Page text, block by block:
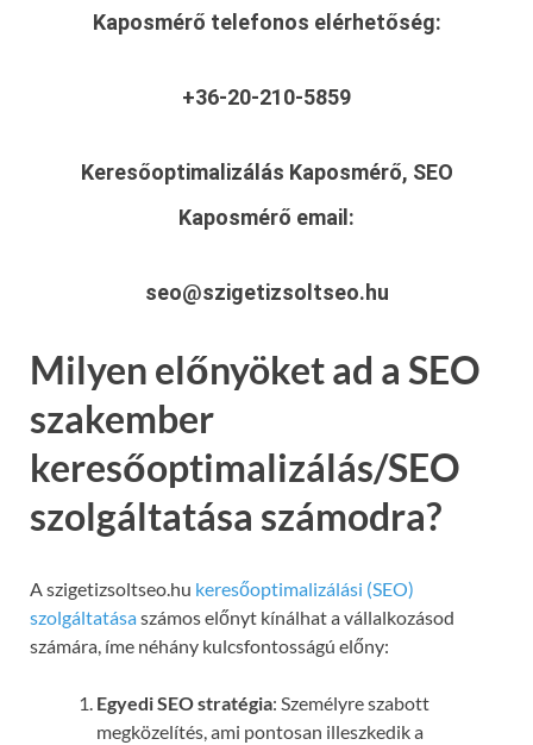
Kaposmérő telefonos elérhetőség:
+36-20-210-5859
Keresőoptimalizálás Kaposmérő, SEO
Kaposmérő email:
seo@szigetizsoltseo.hu
Milyen előnyöket ad a SEO
szakember
keresőoptimalizálás/SEO
szolgáltatása számodra?
A szigetizsoltseo.hu keresőoptimalizálási (SEO)
szolgáltatásaszámos előnyt kínálhat a vállalkozásod
számára, íme néhány kulcsfontosságú előny:
Egyedi SEO stratégia: Személyre szabott
megközelítés, ami pontosan illeszkedik a